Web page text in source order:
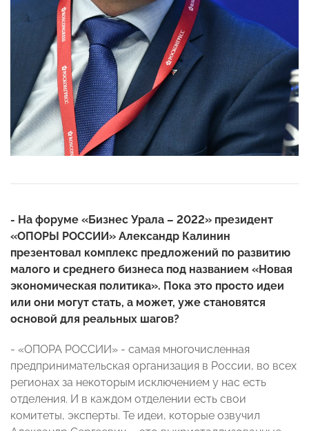
- На форуме «Бизнес Урала – 2022» президент
«ОПОРЫ РОССИИ» Александр Калинин
презентовал комплекс предложений по развитию
малого и среднего бизнеса под названием «Новая
экономическая политика». Пока это просто идеи
или они могут стать, а может, уже становятся
основой для реальных шагов?
- «ОПОРА РОССИИ» - самая многочисленная
предпринимательская организация в России, во всех
регионах за некоторым исключением у нас есть
отделения. И в каждом отделении есть свои
комитеты, эксперты. Те идеи, которые озвучил